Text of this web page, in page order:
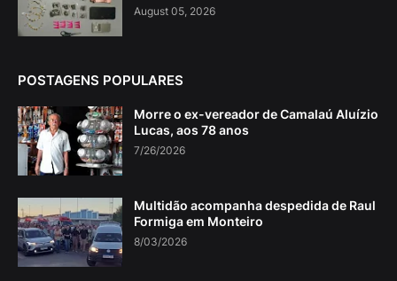
August 05, 2026
POSTAGENS POPULARES
Morre o ex-vereador de Camalaú Aluízio
Lucas, aos 78 anos
7/26/2026
Multidão acompanha despedida de Raul
Formiga em Monteiro
8/03/2026